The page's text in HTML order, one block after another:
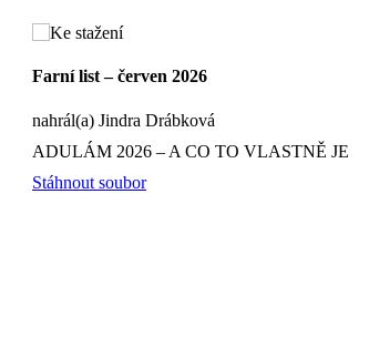
Farní list – červen 2026
nahrál(a) Jindra Drábková
ADULÁM 2026 – A CO TO VLASTNĚ JE
Stáhnout soubor